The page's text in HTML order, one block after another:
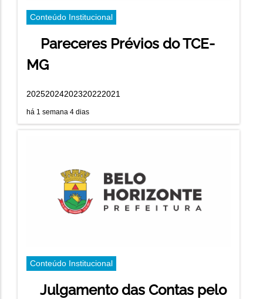
Conteúdo Institucional
Pareceres Prévios do TCE-
MG
20252024202320222021
há 1 semana 4 dias
Conteúdo Institucional
Julgamento das Contas pelo